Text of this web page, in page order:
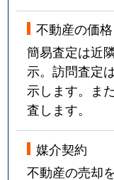
不動産の価
簡易査定は近
示。訪問査定
示します。ま
査します。
媒介契約
不動産の売却